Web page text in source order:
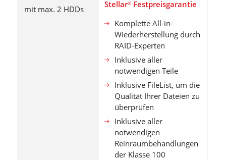
mit max. 2 HDDs
Stellar® Festpreisgarantie
Komplette All-in-
Wiederherstellung durch
RAID-Experten
Inklusive aller
notwendigen Teile
Inklusive FileList, um die
Qualität Ihrer Dateien zu
überprüfen
Inklusive aller
notwendigen
Reinraumbehandlungen
der Klasse 100